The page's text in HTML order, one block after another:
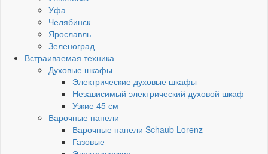
Уфа
Челябинск
Ярославль
Зеленоград
Встраиваемая техника
Духовые шкафы
Электрические духовые шкафы
Независимый электрический духовой шкаф
Узкие 45 см
Варочные панели
Варочные панели Schaub Lorenz
Газовые